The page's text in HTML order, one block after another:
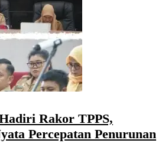
Rakor TPPS,
Percepatan Penurunan